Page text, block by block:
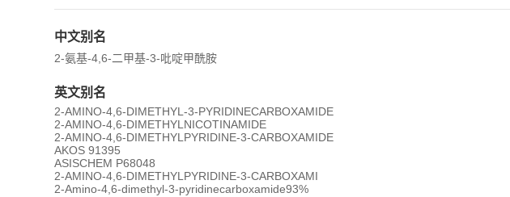
中文别名
2-氨基-4,6-二甲基-3-吡啶甲酰胺
英文别名
2-AMINO-4,6-DIMETHYL-3-PYRIDINECARBOXAMIDE
2-AMINO-4,6-DIMETHYLNICOTINAMIDE
2-AMINO-4,6-DIMETHYLPYRIDINE-3-CARBOXAMIDE
AKOS 91395
ASISCHEM P68048
2-AMINO-4,6-DIMETHYLPYRIDINE-3-CARBOXAMI
2-Amino-4,6-dimethyl-3-pyridinecarboxamide93%